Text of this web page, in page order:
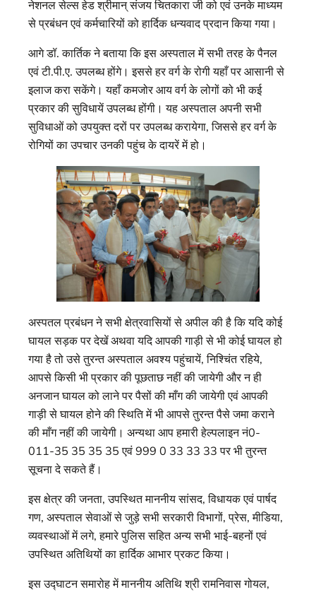
नेशनल सेल्स हेड श्रीमान् संजय चितकारा जी को एवं उनके माध्यम
से प्रबंधन एवं कर्मचारियों को हार्दिक धन्यवाद प्रदान किया गया।
आगे डॉ. कार्तिक ने बताया कि इस अस्पताल में सभी तरह के पैनल
एवं टी.पी.ए. उपलब्ध होंगे। इससे हर वर्ग के रोगी यहाँ पर आसानी से
इलाज करा सकेंगे। यहाँ कमजोर आय वर्ग के लोगों को भी कई
प्रकार की सुविधायें उपलब्ध होंगी। यह अस्पताल अपनी सभी
सुविधाओं को उपयुक्त दरों पर उपलब्ध करायेगा, जिससे हर वर्ग के
रोगियों का उपचार उनकी पहुंच के दायरें में हो।
अस्पतल प्रबंधन ने सभी क्षेत्रवासियों से अपील की है कि यदि कोई
घायल सड़क पर देखें अथवा यदि आपकी गाड़ी से भी कोई घायल हो
गया है तो उसे तुरन्त अस्पताल अवश्य पहुंचायें, निश्चिंत रहिये,
आपसे किसी भी प्रकार की पूछताछ नहीं की जायेगी और न ही
अनजान घायल को लाने पर पैसों की माँग की जायेगी एवं आपकी
गाड़ी से घायल होने की स्थिति में भी आपसे तुरन्त पैसे जमा कराने
की माँग नहीं की जायेगी। अन्यथा आप हमारी हेल्पलाइन नं0-
011-35 35 35 35 एवं 999 0 33 33 33 पर भी तुरन्त
सूचना दे सकते हैं।
इस क्षेत्र की जनता, उपस्थित माननीय सांसद, विधायक एवं पार्षद
गण, अस्पताल सेवाओं से जुड़े सभी सरकारी विभागों, प्रेस, मीडिया,
व्यवस्थाओं में लगे, हमारे पुलिस सहित अन्य सभी भाई-बहनों एवं
उपस्थित अतिथियों का हार्दिक आभार प्रकट किया।
इस उद्घाटन समारोह में माननीय अतिथि श्री रामनिवास गोयल,